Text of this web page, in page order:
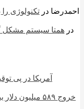
احمدرضا در تکنولوژی
در همتا سیستم مشکل
خروج ۵۸۹